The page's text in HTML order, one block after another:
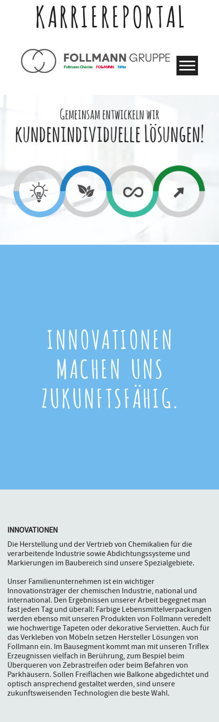
KARRIEREPORTAL
INNOVATIONEN
MACHEN UNS
ZUKUNFTSFÄHIG.
INNOVATIONEN
Die Herstellung und der Vertrieb von Chemikalien für die
verarbeitende Industrie sowie Abdichtungssysteme und
Markierungen im Baubereich sind unsere Spezialgebiete.
Unser Familienunternehmen ist ein wichtiger
Innovationsträger der chemischen Industrie, national und
international. Den Ergebnissen unserer Arbeit begegnet man
fast jeden Tag und überall: Farbige Lebensmittelverpackungen
werden ebenso mit unseren Produkten von Follmann veredelt
wie hochwertige Tapeten oder dekorative Servietten. Auch für
das Verkleben von Möbeln setzen Hersteller Lösungen von
Follmann ein. Im Bausegment kommt man mit unseren Triflex
Erzeugnissen vielfach in Berührung, zum Bespiel beim
Überqueren von Zebrastreifen oder beim Befahren von
Parkhäusern. Sollen Freiflächen wie Balkone abgedichtet und
optisch ansprechend gestaltet werden, sind unsere
zukunftsweisenden Technologien die beste Wahl.